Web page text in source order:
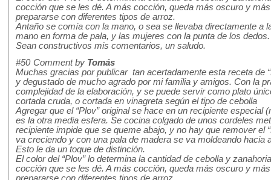
cocción que se les dé. A más cocción, queda más oscuro y
prepararse con diferentes tipos de arroz.
Antaño se comía con la mano, o sea se llevaba directamente a
mano en forma de pala, y las mujeres con la punta de los dedos.
Sean constructivos mis comentarios, un saludo.
#50 Comment by Tomás
Muchas gracias por publicar tan acertadamente esta receta de
y degustado de mucho agrado por mi familia y amigos. Con la
complejidad de la elaboración, y se puede servir como plato
cortada cruda, o cortada en vinagreta según el tipo de cebolla
Agregar que el “Plov” original se hace en un recipiente especial
es la otra media esfera. Se cocina colgado de unos cordeles
recipiente impide que se queme abajo, y no hay que remover el
va creciendo y con una pala de madera se va moldeando hacia
Esto le da un toque de distinción.
El color del “Plov” lo determina la cantidad de cebolla y
cocción que se les dé. A más cocción, queda más oscuro y